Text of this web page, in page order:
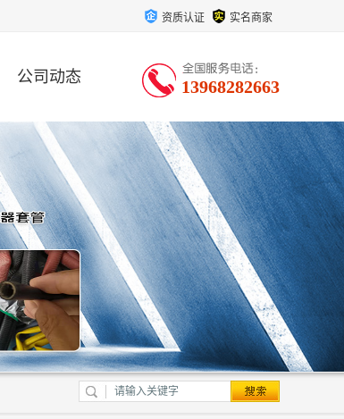
资质认证 实名商家
公司动态 13968282663